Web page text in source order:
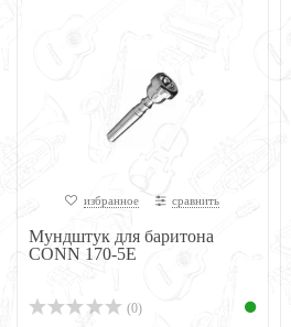
избранное сравнить
Мундштук для баритона
CONN 170-5E
(0)